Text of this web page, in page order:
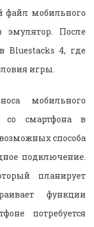
файл мобильного
После
Bluestacks 4, где
игры.
мобильного
со смартфона в
способа
подключение.
планирует
функции
потребуется